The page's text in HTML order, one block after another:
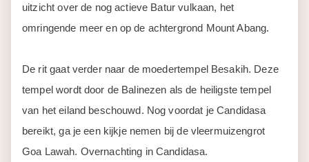
uitzicht over de nog actieve Batur vulkaan, het
omringende meer en op de achtergrond Mount Abang.
De rit gaat verder naar de moedertempel Besakih. Deze
tempel wordt door de Balinezen als de heiligste tempel
van het eiland beschouwd. Nog voordat je Candidasa
bereikt, ga je een kijkje nemen bij de vleermuizengrot
Goa Lawah. Overnachting in Candidasa.